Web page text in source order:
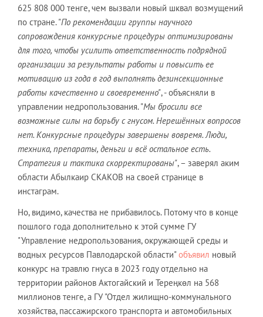
625 808 000 тенге, чем вызвали новый шквал возмущений
по стране. "По рекомендации группы научного
сопровождения конкурсные процедуры оптимизированы
для того, чтобы усилить ответственность подрядной
организации за результаты работы и повысить ее
мотивацию из года в год выполнять дезинсекционные
работы качественно и своевременно", - объясняли в
управлении недропользования. "Мы бросили все
возможные силы на борьбу с гнусом. Нерешённых вопросов
нет. Конкурсные процедуры завершены вовремя. Люди,
техника, препараты, деньги и всё остальное есть.
Стратегия и тактика скорректированы", – заверял аким
области Абылкаир СКАКОВ на своей странице в
инстаграм.
Но, видимо, качества не прибавилось. Потому что в конце
пошлого года дополнительно к этой сумме ГУ
"Управление недропользования, окружающей среды и
водных ресурсов Павлодарской области"объявил новый
конкурс на травлю гнуса в 2023 году отдельно на
территории районов Актогайский и Тереңкөл на 568
миллионов тенге, а ГУ "Отдел жилищно-коммунального
хозяйства, пассажирского транспорта и автомобильных